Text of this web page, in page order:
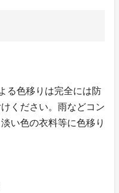
る色移りは完全には防
ください。雨などコン
い色の衣料等に色移り